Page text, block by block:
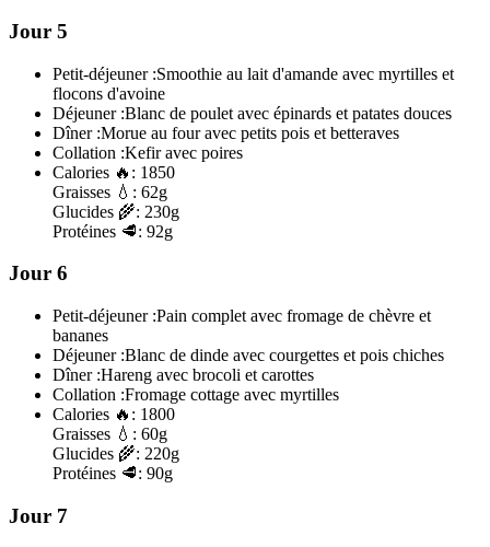
Jour 5
Petit-déjeuner :Smoothie au lait d'amande avec myrtilles et
flocons d'avoine
Déjeuner :Blanc de poulet avec épinards et patates douces
Dîner :Morue au four avec petits pois et betteraves
Collation :Kefir avec poires
Calories 🔥: 1850
Graisses 💧: 62g
Glucides 🌾: 230g
Protéines 🥩: 92g
Jour 6
Petit-déjeuner :Pain complet avec fromage de chèvre et
bananes
Déjeuner :Blanc de dinde avec courgettes et pois chiches
Dîner :Hareng avec brocoli et carottes
Collation :Fromage cottage avec myrtilles
Calories 🔥: 1800
Graisses 💧: 60g
Glucides 🌾: 220g
Protéines 🥩: 90g
Jour 7